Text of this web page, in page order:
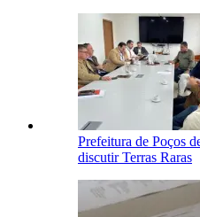
Prefeitura de Poços
discutir Terras Raras